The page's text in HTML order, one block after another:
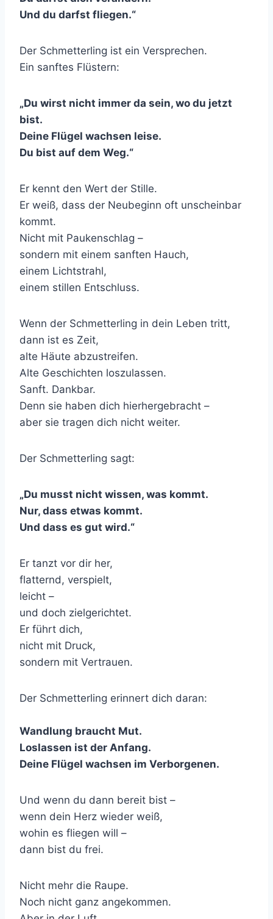
Und du darfst fliegen.“
Der Schmetterling ist ein Versprechen.
Ein sanftes Flüstern:
„Du wirst nicht immer da sein, wo du jetzt
bist.
Deine Flügel wachsen leise.
Du bist auf dem Weg.“
Er kennt den Wert der Stille.
Er weiß, dass der Neubeginn oft unscheinbar
kommt.
Nicht mit Paukenschlag –
sondern mit einem sanften Hauch,
einem Lichtstrahl,
einem stillen Entschluss.
Wenn der Schmetterling in dein Leben tritt,
dann ist es Zeit,
alte Häute abzustreifen.
Alte Geschichten loszulassen.
Sanft. Dankbar.
Denn sie haben dich hierhergebracht –
aber sie tragen dich nicht weiter.
Der Schmetterling sagt:
„Du musst nicht wissen, was kommt.
Nur, dass etwas kommt.
Und dass es gut wird.“
Er tanzt vor dir her,
flatternd, verspielt,
leicht –
und doch zielgerichtet.
Er führt dich,
nicht mit Druck,
sondern mit Vertrauen.
Der Schmetterling erinnert dich daran:
Wandlung braucht Mut.
Loslassen ist der Anfang.
Deine Flügel wachsen im Verborgenen.
Und wenn du dann bereit bist –
wenn dein Herz wieder weiß,
wohin es fliegen will –
dann bist du frei.
Nicht mehr die Raupe.
Noch nicht ganz angekommen.